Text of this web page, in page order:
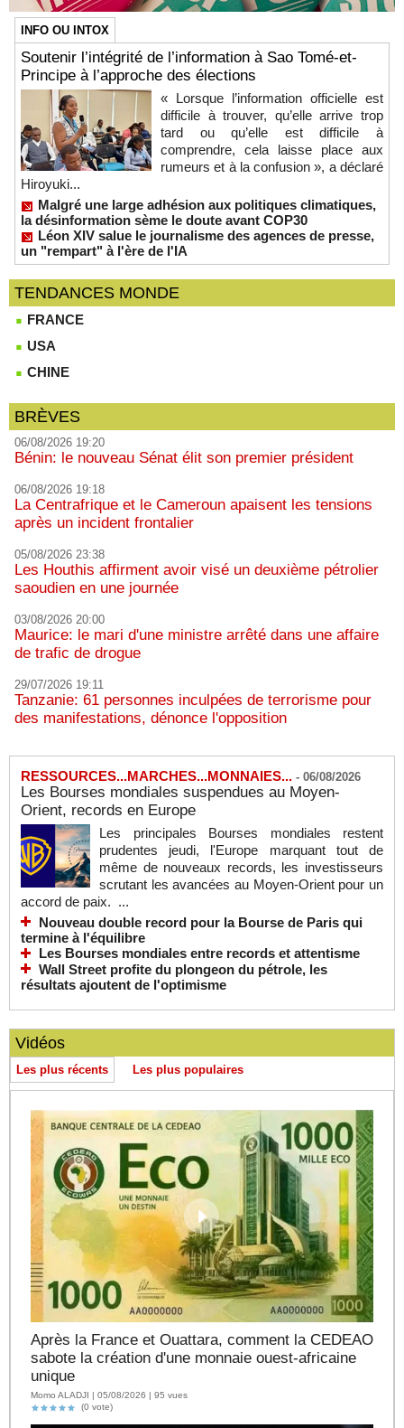
INFO OU INTOX
Soutenir l’intégrité de l’information à Sao Tomé-et-
Principe à l’approche des élections
« Lorsque l’information officielle est
difficile à trouver, qu’elle arrive trop
tard ou qu’elle est difficile à
comprendre, cela laisse place aux
rumeurs et à la confusion », a déclaré
Hiroyuki...
Malgré une large adhésion aux politiques climatiques,
la désinformation sème le doute avant COP30
Léon XIV salue le journalisme des agences de presse,
un "rempart" à l'ère de l'IA
TENDANCES MONDE
FRANCE
USA
CHINE
BRÈVES
06/08/2026 19:20
Bénin: le nouveau Sénat élit son premier président
06/08/2026 19:18
La Centrafrique et le Cameroun apaisent les tensions
après un incident frontalier
05/08/2026 23:38
Les Houthis affirment avoir visé un deuxième pétrolier
saoudien en une journée
03/08/2026 20:00
Maurice: le mari d'une ministre arrêté dans une affaire
de trafic de drogue
29/07/2026 19:11
Tanzanie: 61 personnes inculpées de terrorisme pour
des manifestations, dénonce l'opposition
RESSOURCES...MARCHES...MONNAIES... - 06/08/2026
Les Bourses mondiales suspendues au Moyen-
Orient, records en Europe
Les principales Bourses mondiales restent
prudentes jeudi, l'Europe marquant tout de
même de nouveaux records, les investisseurs
scrutant les avancées au Moyen-Orient pour un
accord de paix. ...
Nouveau double record pour la Bourse de Paris qui
termine à l'équilibre
Les Bourses mondiales entre records et attentisme
Wall Street profite du plongeon du pétrole, les
résultats ajoutent de l'optimisme
Vidéos
Les plus récents Les plus populaires
Après la France et Ouattara, comment la CEDEAO
sabote la création d'une monnaie ouest-africaine
unique
Momo ALADJI | 05/08/2026 | 95 vues
(0 vote)